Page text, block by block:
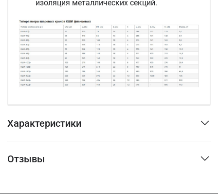
изоляция металлических секций.
Характеристики
Отзывы